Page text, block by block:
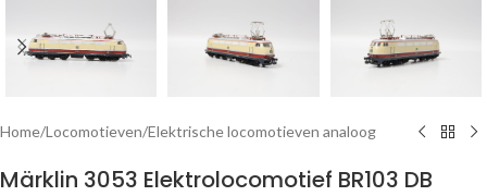
Home/Locomotieven/Elektrische locomotieven analoog
Märklin 3053 Elektrolocomotief BR103 DB